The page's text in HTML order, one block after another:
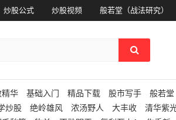
炒股公式 炒股视频 般若堂（战法研究）
华 基础入门 精品下载 股市写手 般若堂
炒股 绝岭雄风 浓汤野人 大丰收 清华紫